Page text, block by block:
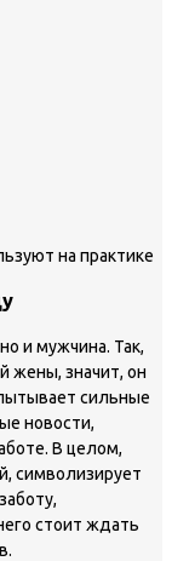
на практике
и мужчина. Так,
жены, значит, он
сильные
новости,
В целом,
символизирует
стоит ждать